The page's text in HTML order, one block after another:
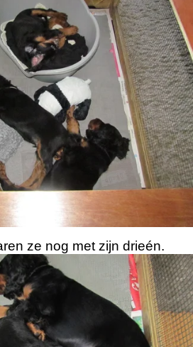
ze nog met zijn drieén.